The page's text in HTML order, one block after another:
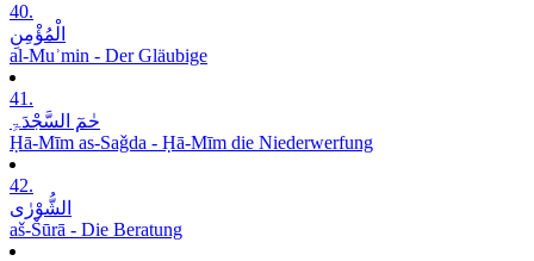
40.
الْمُؤْمِنِ
al-Muʾmin - Der Gläubige
41.
حٰمٓ السَّجْدَۃِ
Ḥā-Mīm as-Saǧda - Ḥā-Mīm die Niederwerfung
42.
الشُّوْرٰی
aš-Šūrā - Die Beratung